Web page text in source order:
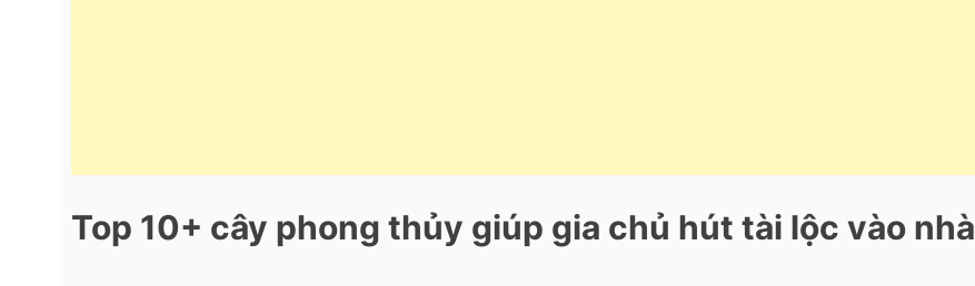
Top 10+ cây phong thủy giúp gia chủ hút tài lộc vào nhà